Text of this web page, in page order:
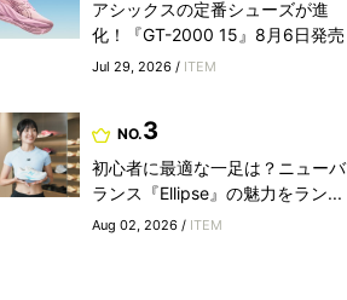
アシックスの定番シューズが進
化！『GT-2000 15』8月6日発売
Jul 29, 2026 / ITEM
NO.3
初心者に最適な一足は？ニューバ
ランス『Ellipse』の魅力をラン...
Aug 02, 2026 / ITEM